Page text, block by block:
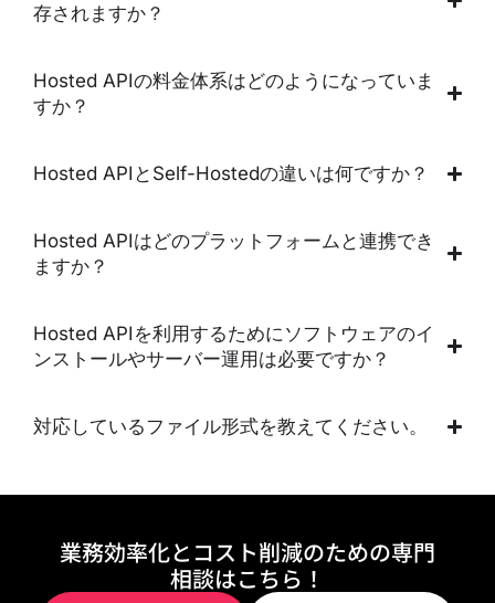
存されますか？
Hosted APIの料金体系はどのようになっていま
すか？
Hosted APIとSelf-Hostedの違いは何ですか？
Hosted APIはどのプラットフォームと連携でき
ますか？
Hosted APIを利用するためにソフトウェアのイ
ンストールやサーバー運用は必要ですか？
対応しているファイル形式を教えてください。
業務効率化とコスト削減のための専門
相談はこちら！